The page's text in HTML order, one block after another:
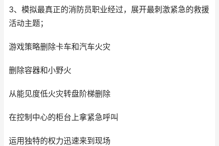
3、模拟最真正的消防员职业经过，展开最刺激紧急的救援
活动主题；
游戏策略删除卡车和汽车火灾
删除容器和小野火
从能见度低火灾转盘阶梯删除
在控制中心的柜台上拿紧急呼叫
运用独特的权力迅速来到现场